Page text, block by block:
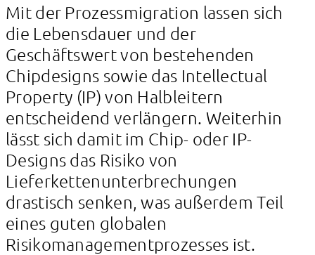
Mit der Prozessmigration lassen sich
die Lebensdauer und der
Geschäftswert von bestehenden
Chipdesigns sowie das Intellectual
Property (IP) von Halbleitern
entscheidend verlängern. Weiterhin
lässt sich damit im Chip- oder IP-
Designs das Risiko von
Lieferkettenunterbrechungen
drastisch senken, was außerdem Teil
eines guten globalen
Risikomanagementprozesses ist.